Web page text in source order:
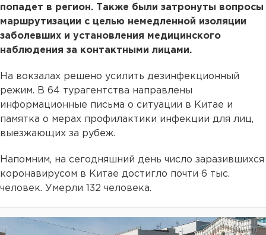
попадет в регион. Также были затронуты вопросы
маршрутизации с целью немедленной изоляции
заболевших и установления медицинского
наблюдения за контактными лицами.
На вокзалах решено усилить дезинфекционный
режим. В 64 турагентства направлены
информационные письма о ситуации в Китае и
памятка о мерах профилактики инфекции для лиц,
выезжающих за рубеж.
Напомним, на сегодняшний день число заразившихся
коронавирусом в Китае достигло почти 6 тыс.
человек. Умерли 132 человека.